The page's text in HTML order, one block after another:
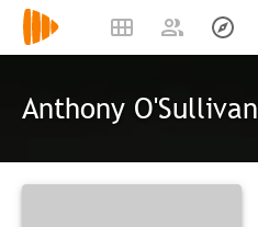
Anthony O'Sullivan